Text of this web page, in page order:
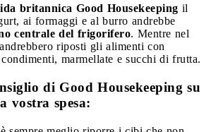
britannica Good Housekeeping il
ai formaggi e al burro andrebbe
centrale del frigorifero. Mentre nel
riposti gli alimenti con
marmellate e succhi di frutta.
di Good Housekeeping su
vostra spesa: